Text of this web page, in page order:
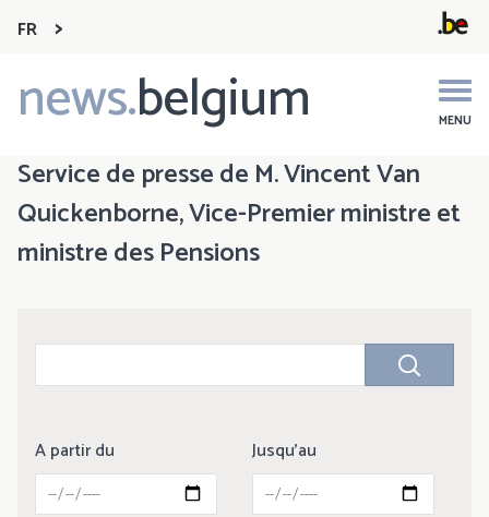
FR
news.belgium MENU
Main
navigation
Service de presse de M. Vincent Van
Quickenborne, Vice-Premier ministre et
ministre des Pensions
A partir du Jusqu'au